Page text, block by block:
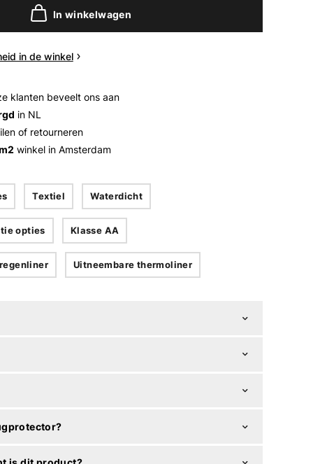
In winkelwagen
in de winkel
klanten beveelt ons aan
in NL
of retourneren
winkel in Amsterdam
Textiel Waterdicht
opties Klasse AA
Uitneembare thermoliner